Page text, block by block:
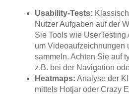
Usability-Tests:
Nutzer Aufgaben auf der
Sie Tools wie
um Videoaufzeichnungen
sammeln. Achten Sie auf
z.B. bei der Navigation
Heatmaps: Analyse der
mittels Hotjar oder Crazy